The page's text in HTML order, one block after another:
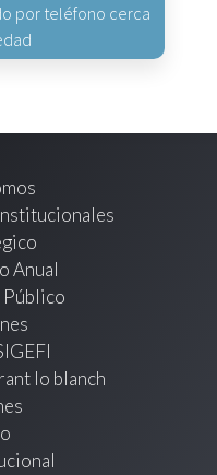
por teléfono cerca
Anual
lo blanch